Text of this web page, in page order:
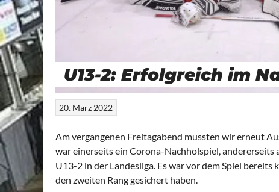
U13-2: Erfolgreich im
20. März 2022
Am vergangenen Freitagabend mussten wir erneut
war einerseits ein Corona-Nachholspiel,
U13-2 in der Landesliga. Es war vor dem Spiel
den zweiten Rang gesichert haben.